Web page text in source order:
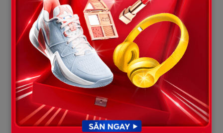
Ngày đầu tiên, tôi tự nhủ chắc ông là người kỹ tính, mình ráng
làm quen. Nhưng đến ngày thứ ba, thứ tư, tôi bắt đầu kiệt sức.
Tôi thức dậy từ 5 giờ sáng, tất bật đi chợ chọn miếng thịt ngon
nhất, mớ rau tươi nhất, rồi về quần quật trong bếp, lau dọn căn
nhà ba tầng đến bóng loáng. Đến khi ông ngồi vào bàn ăn, ông
không hỏi tôi có mệt không, mà chỉ nhíu mày soi xét.
Một hôm, tôi làm món cá kho hơi nhiều dầu mỡ một chút do lỡ
tay. Ông Vinh vừa nếm một miếng đã buông đũa, vẻ mặt sa sầm:
— Bà làm ăn kiểu gì thế này? Quá nhiều dầu! Bà có biết tôi đưa
cho bà hơn 30 triệu một tháng để làm gì không? Tôi chi tiền ra
không phải để ăn những thứ cẩu thả như thế này. Bà phải làm